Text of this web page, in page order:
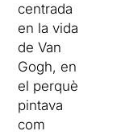
centrada
en la vida
de Van
Gogh, en
el perquè
pintava
com